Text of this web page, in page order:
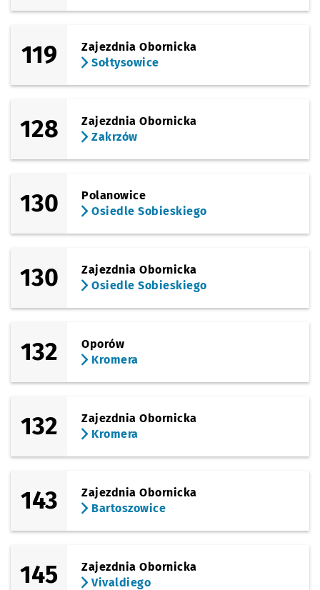
119
Zajezdnia Obornicka
Sołtysowice
128
Zajezdnia Obornicka
Zakrzów
130
Polanowice
Osiedle Sobieskiego
130
Zajezdnia Obornicka
Osiedle Sobieskiego
132
Oporów
Kromera
132
Zajezdnia Obornicka
Kromera
143
Zajezdnia Obornicka
Bartoszowice
145
Zajezdnia Obornicka
Vivaldiego